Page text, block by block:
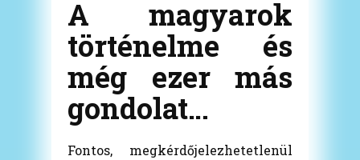
A magyarok
történelme és
még ezer más
gondolat…
Fontos, megkérdőjelezhetetlenül